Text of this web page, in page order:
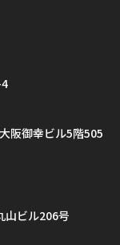
阪御幸ビル5階505
ビル206号